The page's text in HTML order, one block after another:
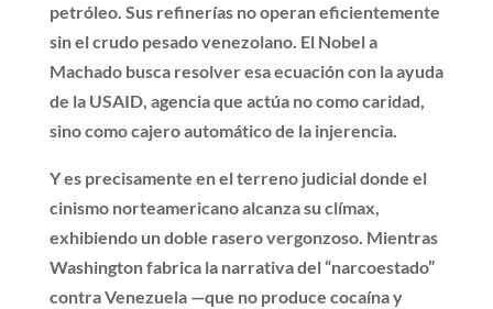
petróleo. Sus refinerías no operan eficientemente
sin el crudo pesado venezolano. El Nobel a
Machado busca resolver esa ecuación con la ayuda
de la USAID, agencia que actúa no como caridad,
sino como cajero automático de la injerencia.
Y es precisamente en el terreno judicial donde el
cinismo norteamericano alcanza su clímax,
exhibiendo un doble rasero vergonzoso. Mientras
Washington fabrica la narrativa del “narcoestado”
contra Venezuela —que no produce cocaína y